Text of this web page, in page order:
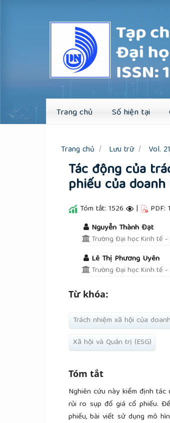
Trang chủ Số hiện tại
Trang chủ Lưu trữ Vol.
Tác động của
phiếu của
Tóm tắt: 1526 | PDF:
Nguyễn Thành Đạt
Trường Đại học Kinh tế
Lê Thị Phương Uyên
Trường Đại học Kinh tế
Từ khóa:
Trách nhiệm xã hội của
Xã hội và Quản trị (ESG)
Tóm tắt
Nghiên cứu này kiểm định
rủi ro sụp đổ giá cổ phiếu.
phiếu, bài viết sử dụng mô